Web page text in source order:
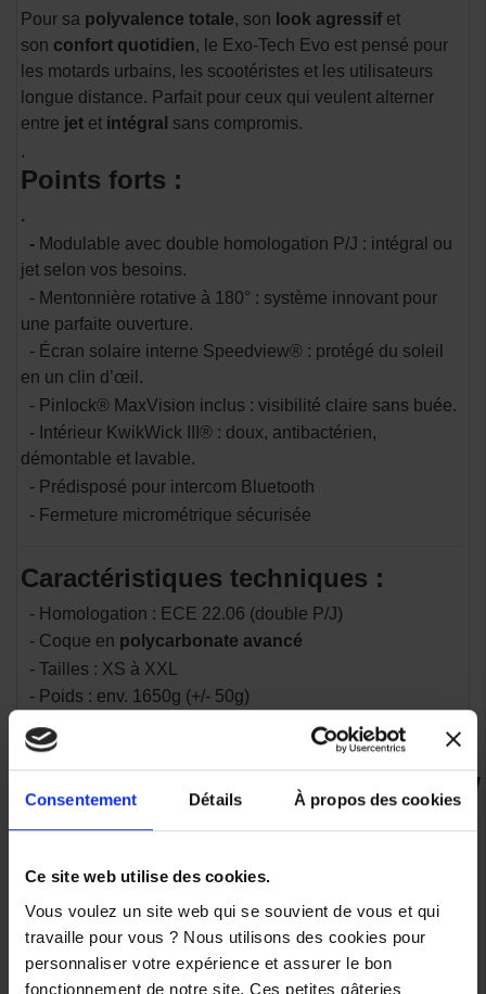
Consentement Détails À propos des cookies
Ce site web utilise des cookies.
Vous voulez un site web qui se souvient de vous et qui
travaille pour vous ? Nous utilisons des cookies pour
personnaliser votre expérience et assurer le bon
fonctionnement de notre site. Ces petites gâteries
Pour sa polyvalence totale, son look agressif et
son confort quotidien, le Exo-Tech Evo est pensé pour
les motards urbains, les scootéristes et les utilisateurs
longue distance. Parfait pour ceux qui veulent alterner
entre jet et intégral sans compromis.
.
Points forts :
.
- Modulable avec double homologation P/J : intégral ou
jet selon vos besoins.
- Mentonnière rotative à 180° : système innovant pour
une parfaite ouverture.
- Écran solaire interne Speedview® : protégé du soleil
en un clin d’œil.
- Pinlock® MaxVision inclus : visibilité claire sans buée.
- Intérieur KwikWick III® : doux, antibactérien,
démontable et lavable.
- Prédisposé pour intercom Bluetooth
- Fermeture micrométrique sécurisée
Caractéristiques techniques :
- Homologation : ECE 22.06 (double P/J)
- Coque en polycarbonate avancé
- Tailles : XS à XXL
- Poids : env. 1650g (+/- 50g)
- Déflecteur nasal & bavette anti-remous inclus
VOUS AIMEREZ AUSSI
-30%
Casque
Scorpion
Exo-
-30%
Scorpion
Exo-